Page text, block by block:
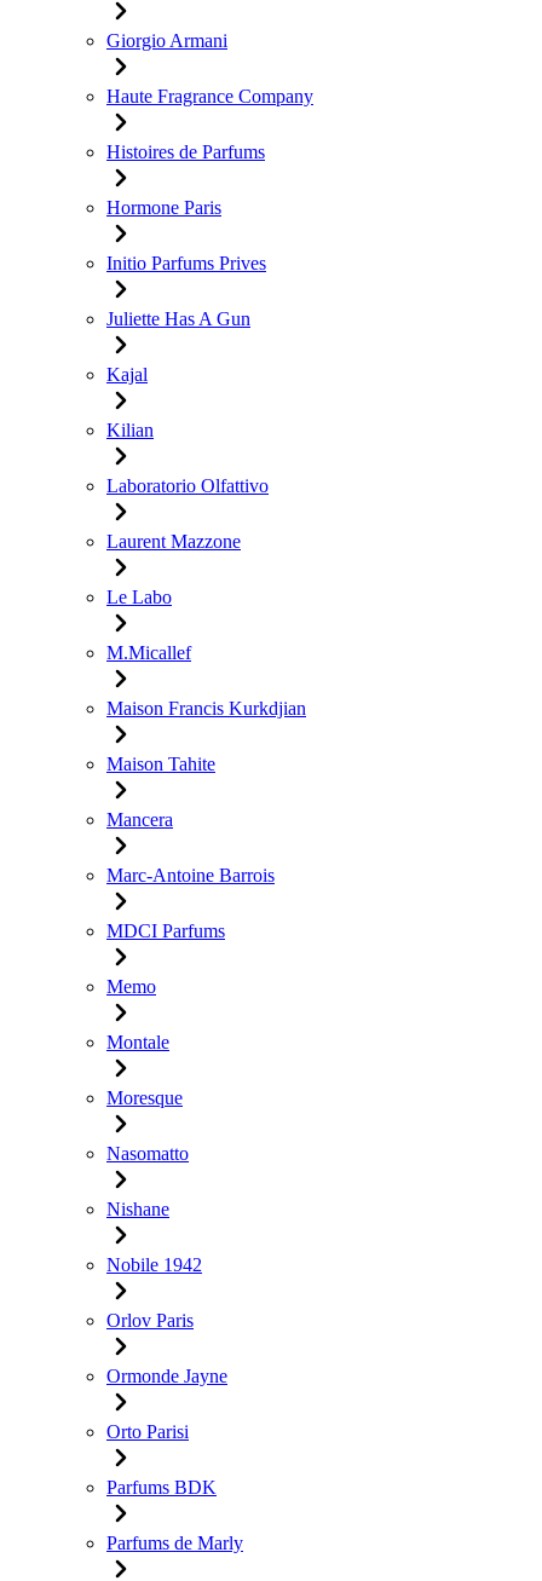
Giorgio Armani
Haute Fragrance Company
Histoires de Parfums
Hormone Paris
Initio Parfums Prives
Juliette Has A Gun
Kajal
Kilian
Laboratorio Olfattivo
Laurent Mazzone
Le Labo
M.Micallef
Maison Francis Kurkdjian
Maison Tahite
Mancera
Marc-Antoine Barrois
MDCI Parfums
Memo
Montale
Moresque
Nasomatto
Nishane
Nobile 1942
Orlov Paris
Ormonde Jayne
Orto Parisi
Parfums BDK
Parfums de Marly